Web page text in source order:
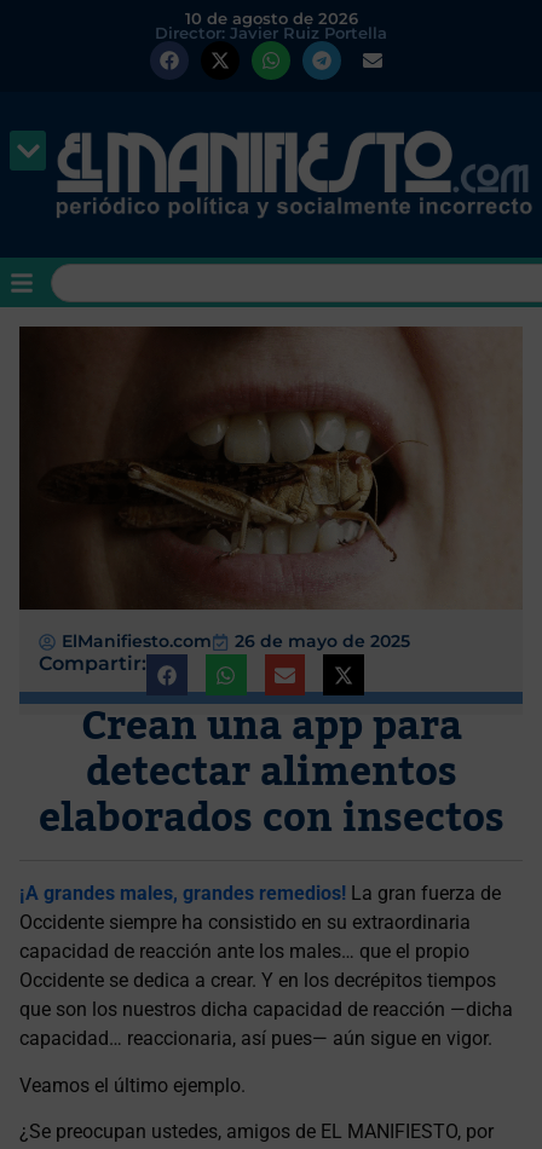
10 de agosto de 2026
Director: Javier Ruiz Portella
ElManifiesto.com 26 de mayo de 2025
Compartir:
Crean una app para
detectar alimentos
elaborados con insectos
¡A grandes males, grandes remedios! La gran fuerza de
Occidente siempre ha consistido en su extraordinaria
capacidad de reacción ante los males… que el propio
Occidente se dedica a crear. Y en los decrépitos tiempos
que son los nuestros dicha capacidad de reacción —dicha
capacidad… reaccionaria, así pues— aún sigue en vigor.
Veamos el último ejemplo.
¿Se preocupan ustedes, amigos de EL MANIFIESTO, por